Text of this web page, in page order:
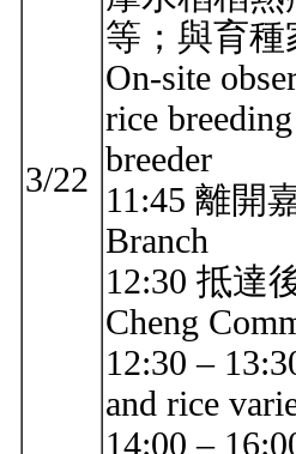
3/22
等；與育種
On-site
rice
breeder
11:45 離開
Branch
12:30 抵達
Cheng
12:30 –
and rice
14:00 –